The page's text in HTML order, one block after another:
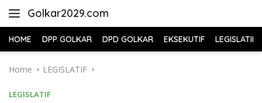
Golkar2029.com
HOME DPP GOLKAR DPD GOLKAR EKSEKUTIF LEGISLATIF
Home LEGISLATIF
LEGISLATIF